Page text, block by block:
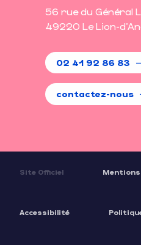
56 rue du Général
49220 Le Lion-
02 41 92 86 83
contactez-nous
Site Officiel Mentions
Accessibilité